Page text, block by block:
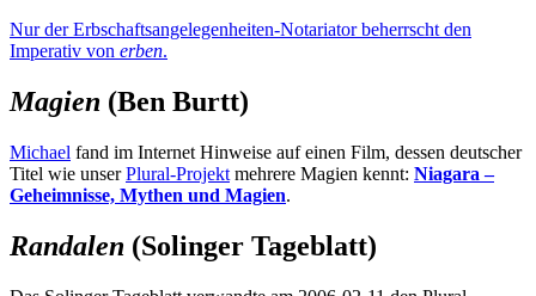
Nur der Erbschaftsangelegenheiten-Notariator beherrscht den
Imperativ von erben.
Magien (Ben Burtt)
Michael fand im Internet Hinweise auf einen Film, dessen deutscher
Titel wie unserPlural-Projekt mehrere Magien kennt: Niagara –
Geheimnisse, Mythen und Magien.
Randalen (Solinger Tageblatt)